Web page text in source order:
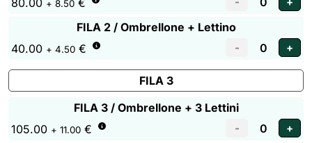
80.00 + 8.50 €
FILA 2 / Ombrellone + Lettino
40.00 + 4.50 €
FILA 3
FILA 3 / Ombrellone + 3 Lettini
105.00 + 11.00 €